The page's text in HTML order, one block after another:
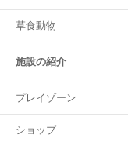
草食動物
施設の紹介
プレイゾーン
ショップ